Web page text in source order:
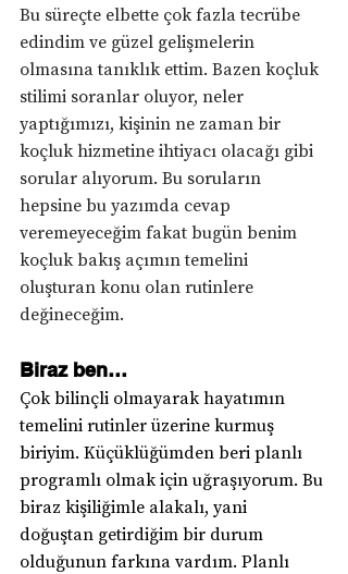
Bu süreçte elbette çok fazla tecrübe
edindim ve güzel gelişmelerin
olmasına tanıklık ettim. Bazen koçluk
stilimi soranlar oluyor, neler
yaptığımızı, kişinin ne zaman bir
koçluk hizmetine ihtiyacı olacağı gibi
sorular alıyorum. Bu soruların
hepsine bu yazımda cevap
veremeyeceğim fakat bugün benim
koçluk bakış açımın temelini
oluşturan konu olan rutinlere
değineceğim.
Biraz ben…
Çok bilinçli olmayarak hayatımın
temelini rutinler üzerine kurmuş
biriyim. Küçüklüğümden beri planlı
programlı olmak için uğraşıyorum. Bu
biraz kişiliğimle alakalı, yani
doğuştan getirdiğim bir durum
olduğunun farkına vardım. Planlı